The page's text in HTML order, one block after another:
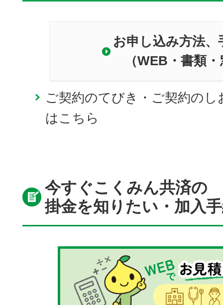
お申し込み方法、
（WEB・書類
ご契約のてびき・ご契約の
はこちら
今すぐこくみん共済の
掛金を知りたい・加入